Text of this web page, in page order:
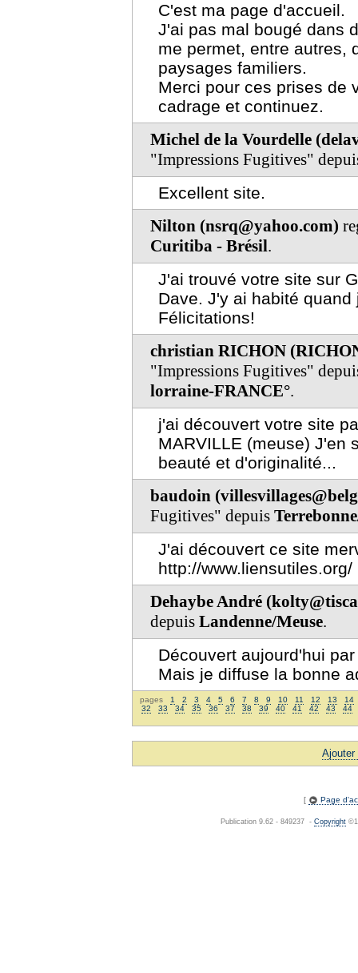
C'est ma page d'accueil.
J'ai pas mal bougé dans
me permet, entre autres,
paysages familiers.
Merci pour ces prises de
cadrage et continuez.
Michel de la Vourdelle
"Impressions Fugitives"
Excellent site.
Nilton (nsrq@yahoo.com)
Curitiba - Brésil.
J'ai trouvé votre site sur
Dave. J'y ai habité
Félicitations!
christian RICHON
"Impressions Fugitives"
lorraine-FRANCE°.
j'ai découvert votre site
MARVILLE (meuse) J'en
beauté et d'originalité...
baudoin
Fugitives" depuis
J'ai découvert ce site
http://www.liensutiles.org/
Dehaybe André
depuis Landenne/Meuse.
Découvert aujourd'hui
Mais je diffuse la bonne
pages 1 2 3 4 5 6 7 8 9 10 11 12 13
14
32
33 34 35 36 37 38 39 40 41 42 43 44
Ajouter
[ Page
Publication 9.62 - 849237 - Copyright